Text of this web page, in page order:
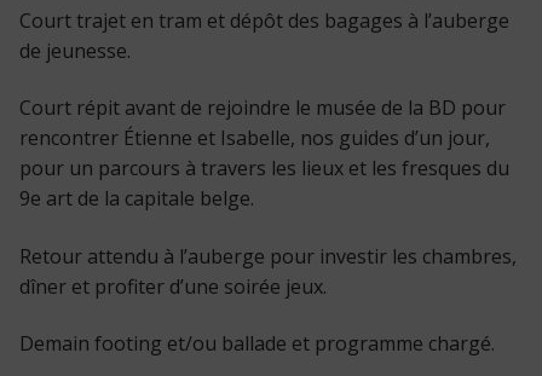
Court trajet en tram et dépôt des bagages à l’auberge
de jeunesse.
Court répit avant de rejoindre le musée de la BD pour
rencontrer Étienne et Isabelle, nos guides d’un jour,
pour un parcours à travers les lieux et les fresques du
9e art de la capitale belge.
Retour attendu à l’auberge pour investir les chambres,
dîner et profiter d’une soirée jeux.
Demain footing et/ou ballade et programme chargé.